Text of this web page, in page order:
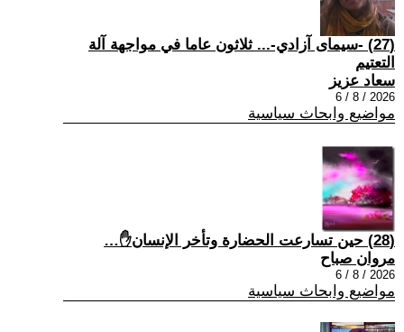
(27) -سيمای آزادي-... ثلاثون عاما في مواجهة آلة
التعتيم
سعاد عزيز
2026 / 8 / 6
مواضيع وابحاث سياسية
(28) حين تسارعت الحضارة وتأخر الإنسان✋…
مروان صباح
2026 / 8 / 6
مواضيع وابحاث سياسية